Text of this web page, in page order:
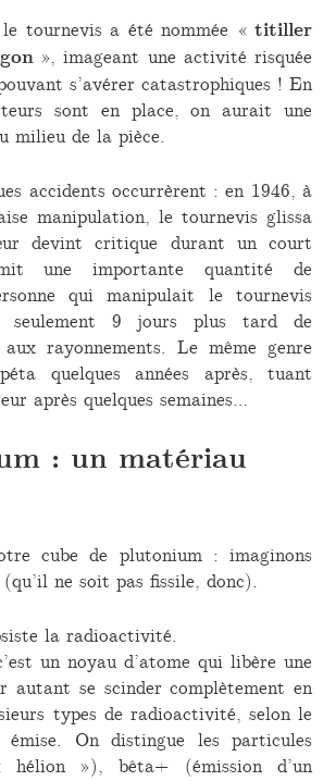
le tournevis a été nommée « titiller
», imageant une activité risquée
s’avérer catastrophiques ! En
sont en place, on aurait une
milieu de la pièce.
accidents occurrèrent : en 1946, à
manipulation, le tournevis glissa
devint critique durant un court
une importante quantité de
qui manipulait le tournevis
seulement 9 jours plus tard de
rayonnements. Le même genre
quelques années après, tuant
après quelques semaines…
: un matériau
cube de plutonium : imaginons
(qu’il ne soit pas fissile, donc).
la radioactivité.
un noyau d’atome qui libère une
autant se scinder complètement en
types de radioactivité, selon le
On distingue les particules
hélion »), bêta+ (émission d’un